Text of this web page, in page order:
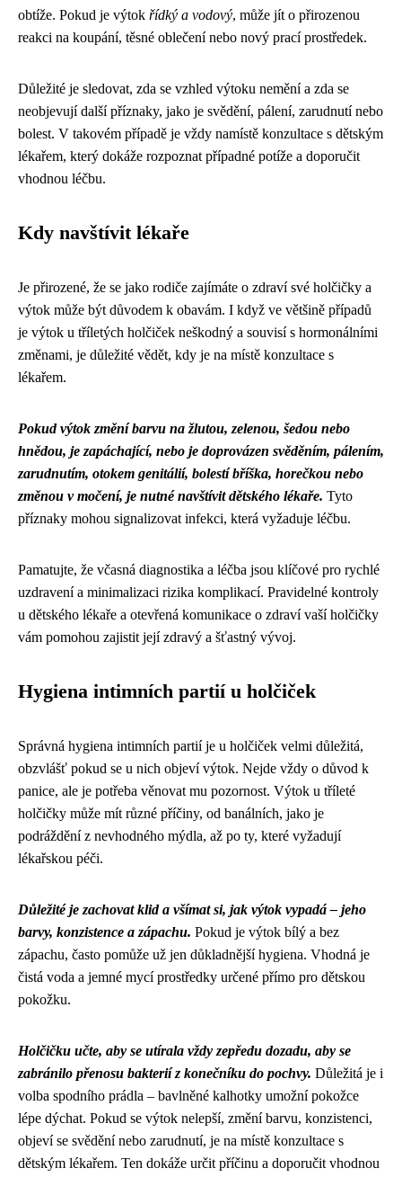
obtíže. Pokud je výtok řídký a vodový, může jít o přirozenou
reakci na koupání, těsné oblečení nebo nový prací prostředek.
Důležité je sledovat, zda se vzhled výtoku nemění a zda se
neobjevují další příznaky, jako je svědění, pálení, zarudnutí nebo
bolest. V takovém případě je vždy namístě konzultace s dětským
lékařem, který dokáže rozpoznat případné potíže a doporučit
vhodnou léčbu.
Kdy navštívit lékaře
Je přirozené, že se jako rodiče zajímáte o zdraví své holčičky a
výtok může být důvodem k obavám. I když ve většině případů
je výtok u tříletých holčiček neškodný a souvisí s hormonálními
změnami, je důležité vědět, kdy je na místě konzultace s
lékařem.
Pokud výtok změní barvu na žlutou, zelenou, šedou nebo
hnědou, je zapáchající, nebo je doprovázen svěděním, pálením,
zarudnutím, otokem genitálií, bolestí bříška, horečkou nebo
změnou v močení, je nutné navštívit dětského lékaře. Tyto
příznaky mohou signalizovat infekci, která vyžaduje léčbu.
Pamatujte, že včasná diagnostika a léčba jsou klíčové pro rychlé
uzdravení a minimalizaci rizika komplikací. Pravidelné kontroly
u dětského lékaře a otevřená komunikace o zdraví vaší holčičky
vám pomohou zajistit její zdravý a šťastný vývoj.
Hygiena intimních partií u holčiček
Správná hygiena intimních partií je u holčiček velmi důležitá,
obzvlášť pokud se u nich objeví výtok. Nejde vždy o důvod k
panice, ale je potřeba věnovat mu pozornost. Výtok u tříleté
holčičky může mít různé příčiny, od banálních, jako je
podráždění z nevhodného mýdla, až po ty, které vyžadují
lékařskou péči.
Důležité je zachovat klid a všímat si, jak výtok vypadá – jeho
barvy, konzistence a zápachu. Pokud je výtok bílý a bez
zápachu, často pomůže už jen důkladnější hygiena. Vhodná je
čistá voda a jemné mycí prostředky určené přímo pro dětskou
pokožku.
Holčičku učte, aby se utírala vždy zepředu dozadu, aby se
zabránilo přenosu bakterií z konečníku do pochvy. Důležitá je i
volba spodního prádla – bavlněné kalhotky umožní pokožce
lépe dýchat. Pokud se výtok nelepší, změní barvu, konzistenci,
objeví se svědění nebo zarudnutí, je na místě konzultace s
dětským lékařem. Ten dokáže určit příčinu a doporučit vhodnou